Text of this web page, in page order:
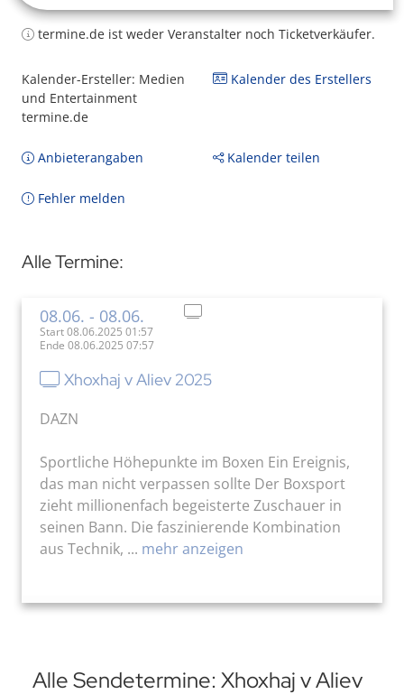
termine.de ist weder Veranstalter noch Ticketverkäufer.
Kalender-Ersteller: Medien
und Entertainment
termine.de
Kalender des Erstellers
Anbieterangaben Kalender teilen
Fehler melden
Alle Termine:
08.06. - 08.06.
Start 08.06.2025 01:57
Ende 08.06.2025 07:57
Xhoxhaj v Aliev 2025
DAZN
Sportliche Höhepunkte im Boxen Ein Ereignis,
das man nicht verpassen sollte Der Boxsport
zieht millionenfach begeisterte Zuschauer in
seinen Bann. Die faszinierende Kombination
aus Technik, ... mehr anzeigen
Alle Sendetermine: Xhoxhaj v Aliev